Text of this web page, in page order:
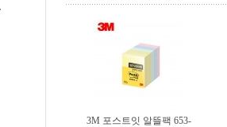
3M 포스트잇 알뜰팩 653-